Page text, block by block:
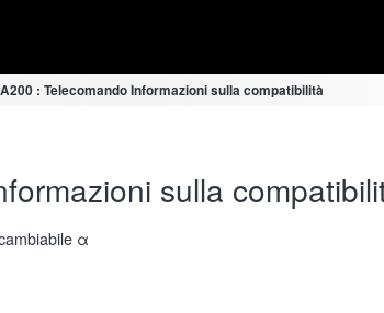
: Telecomando Informazioni sulla compatibilità
sulla
α